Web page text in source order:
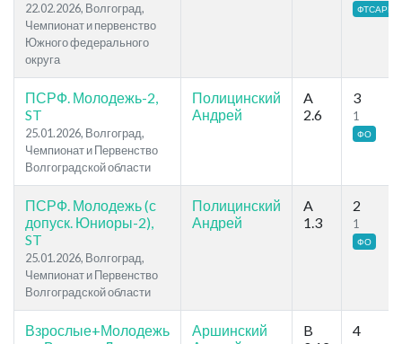
22.02.2026, Волгоград,
Чемпионат и первенство
Южного федерального
округа
ФТСАРР
ПСРФ. Молодежь-2,
ST
25.01.2026, Волгоград,
Чемпионат и Первенство
Волгоградской области
Полицинский
Андрей
A
2.6
3
1
ФО
ПСРФ. Молодежь (с
допуск. Юниоры-2),
ST
25.01.2026, Волгоград,
Чемпионат и Первенство
Волгоградской области
Полицинский
Андрей
A
1.3
2
1
ФО
Взрослые+Молодежь
Аршинский
B
4